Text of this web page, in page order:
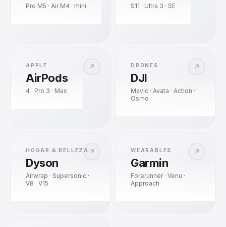
Pro M5 · Air M4 · mini S11 · Ultra 3 · SE
↗
APPLE
AirPods
4 · Pro 3 · Max
↗
DRONES
DJI
Mavic · Avata · Action ·
Osmo
↗
HOGAR & BELLEZA
Dyson
Airwrap · Supersonic ·
V8 · V15
↗
WEARABLES
Garmin
Forerunner · Venu ·
Approach